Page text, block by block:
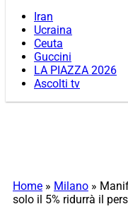
Iran
Ucraina
Ceuta
Guccini
LA PIAZZA 2026
Ascolti tv
Home » Milano »
solo il 5% ridurrà il